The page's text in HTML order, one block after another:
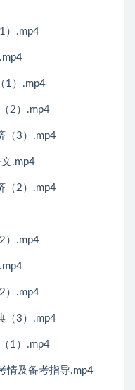
）.mp4
1）.mp4
2）.mp4
（3）.mp4
.mp4
（2）.mp4
）.mp4
）.mp4
（3）.mp4
1）.mp4
情及备考指导.mp4